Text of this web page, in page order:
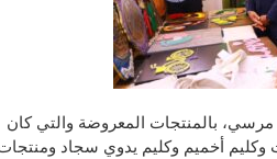
مرسي، بالمنتجات المعروضة والتي كان
وكليم أخميم وكليم يدوي سجاد